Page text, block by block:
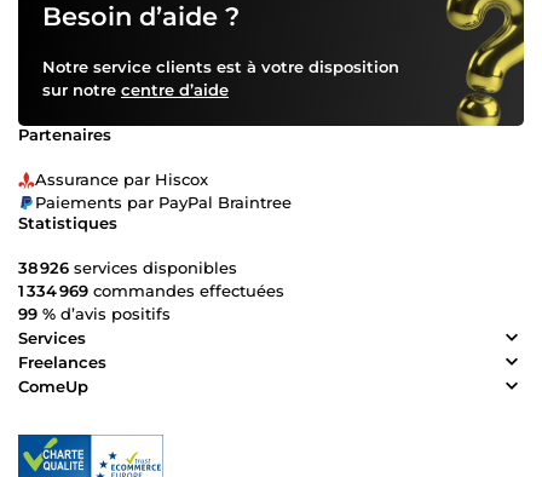
Besoin d’aide ?
Notre service clients est à votre disposition
sur notre centre d’aide
Partenaires
Assurance par Hiscox
Paiements par PayPal Braintree
Statistiques
38 926 services disponibles
1 334 969 commandes effectuées
99 % d’avis positifs
Services
Freelances
ComeUp